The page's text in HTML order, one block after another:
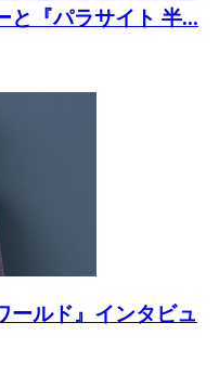
と『パラサイト 半...
ールド』インタビュ